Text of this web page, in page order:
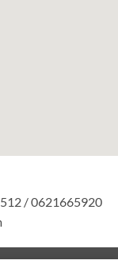
/ 0621665920